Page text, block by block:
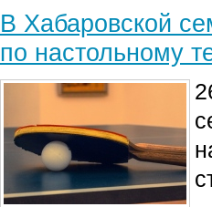
В Хабаровской
по настольному